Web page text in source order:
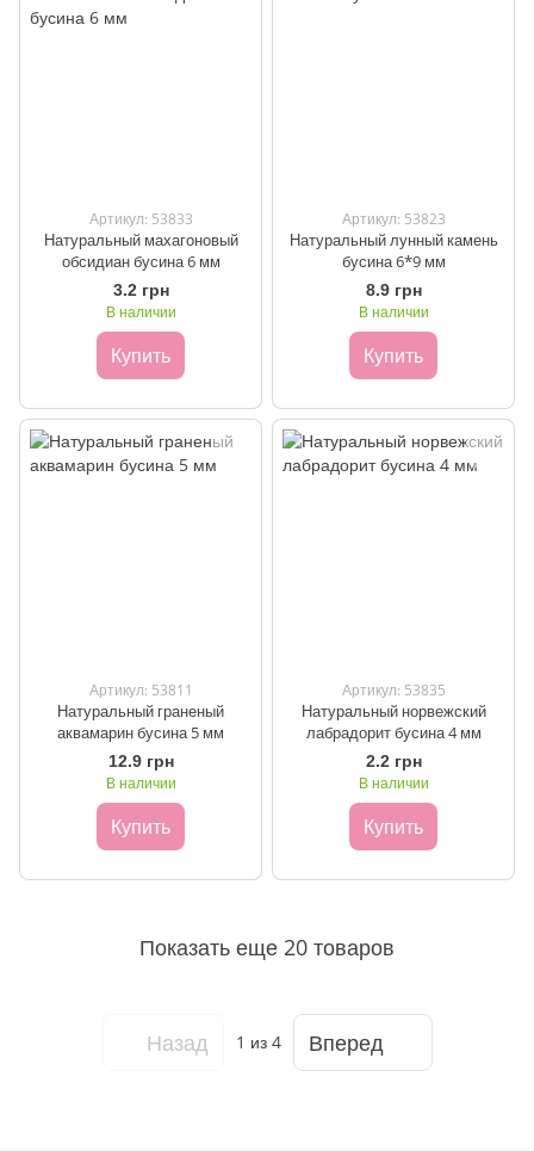
Артикул: 53833
Натуральный махагоновый
обсидиан бусина 6 мм
3.2 грн
В наличии
Купить
Артикул: 53823
Натуральный лунный камень
бусина 6*9 мм
8.9 грн
В наличии
Купить
Артикул: 53811
Натуральный граненый
аквамарин бусина 5 мм
12.9 грн
В наличии
Купить
Артикул: 53835
Натуральный норвежский
лабрадорит бусина 4 мм
2.2 грн
В наличии
Купить
Показать еще 20 товаров
Назад 1 из 4 Вперед